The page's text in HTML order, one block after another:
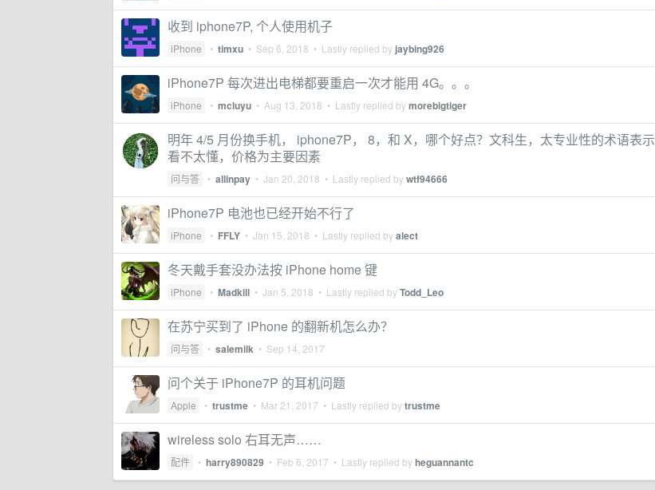
收到 iphone7P, 个人使用机子
iPhone • timxu • Sep 6, 2018 • Lastly replied by jaybing926
iPhone7P 每次进出电梯都要重启一次才能用 4G。。。
iPhone • mcluyu • Aug 13, 2018 • Lastly replied bymorebigtiger
明年 4/5 月份换手机， iphone7P， 8，和 X，哪个好点？文科生，太专业性的术语表示
看不太懂，价格为主要因素
问与答 • allinpay • Jan 20, 2018 • Lastly replied bywtf94666
iPhone7P 电池也已经开始不行了
iPhone • FFLY • Jan 15, 2018 • Lastly replied byalect
冬天戴手套没办法按 iPhone home 键
iPhone • Madkill • Jan 5, 2018 • Lastly replied byTodd_Leo
在苏宁买到了 iPhone 的翻新机怎么办？
问与答 • salemilk • Sep 14, 2017
问个关于 iPhone7P 的耳机问题
Apple • trustme • Mar 21, 2017 • Lastly replied bytrustme
wireless solo 右耳无声……
配件 • harry890829 • Feb 6, 2017 • Lastly replied byheguannantc